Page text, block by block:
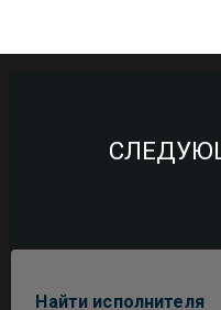
Найти исполнителя